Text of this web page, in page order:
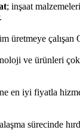
; inşaat
üretmeye
ve ürünleri
en iyi fiyatla
sürecinde